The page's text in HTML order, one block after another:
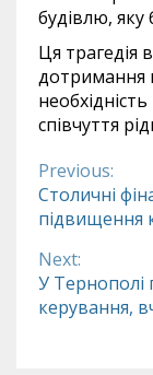
будівлю, яку
Ця трагедія
дотримання
співчуття
Previous:
Столичні
підвищення
Next:
У Тернополі
керування,